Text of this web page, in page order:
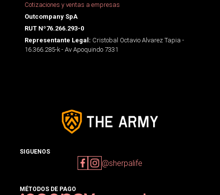
Cotizaciones y ventas a empresas
Outcompany SpA
RUT Nº76.266.293-0
Representante Legal: Cristobal Octavio Alvarez Tapia -
16.366.285-k - Av Apoquindo 7331
SIGUENOS
@sherpalife
MÉTODOS DE PAGO